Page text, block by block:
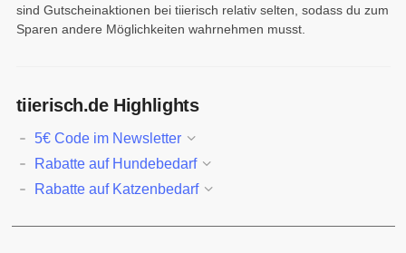
sind Gutscheinaktionen bei tiierisch relativ selten, sodass du zum
Sparen andere Möglichkeiten wahrnehmen musst.
tiierisch.de Highlights
5€ Code im Newsletter
Rabatte auf Hundebedarf
Rabatte auf Katzenbedarf